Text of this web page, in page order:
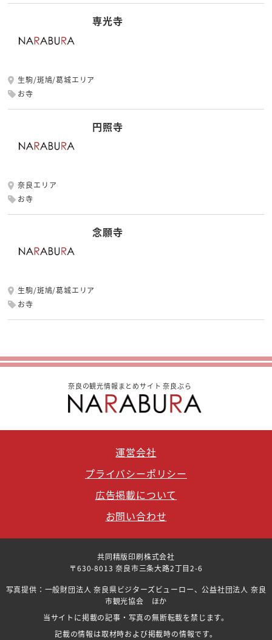
専光寺
生駒/斑鳩/葛城エリア
お寺
円照寺
奈良エリア
お寺
念願寺
生駒/斑鳩/葛城エリア
お寺
奈良の観光情報まとめサイト 奈良ぶら
運営会社
プライバシーポリシー
広告掲載について
お問い合わせ
共同精版印刷株式会社
〒630-8013 奈良市三条大路2丁目2-6
写真提供：一般財団法人 奈良県ビジターズビューロー、公益社団法人 奈良
市観光協会 ほか
当サイトに掲載の記事・写真の無断転載を禁じます。
記載の情報は取材時および掲載時の情報です。